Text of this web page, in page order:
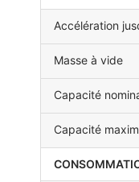
Accélération
Masse à vide
Capacité
Capacité